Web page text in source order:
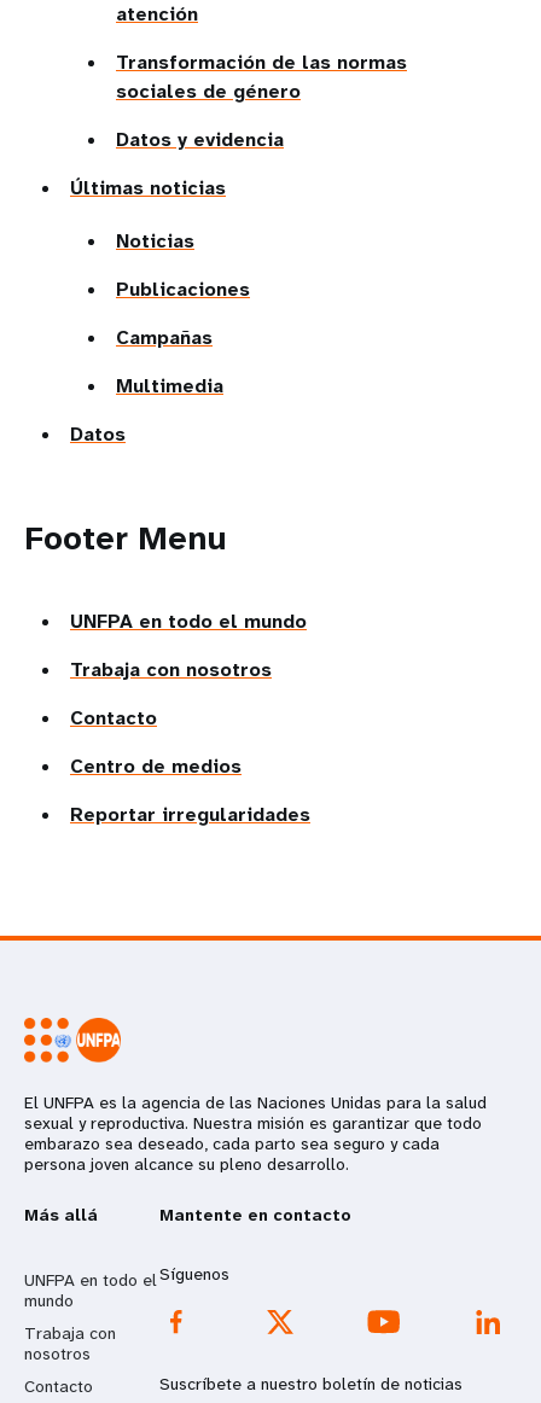
atención
Transformación de las normas
sociales de género
Datos y evidencia
Últimas noticias
Noticias
Publicaciones
Campañas
Multimedia
Datos
Footer Menu
UNFPA en todo el mundo
Trabaja con nosotros
Contacto
Centro de medios
Reportar irregularidades
El UNFPA es la agencia de las Naciones Unidas para la salud
sexual y reproductiva. Nuestra misión es garantizar que todo
embarazo sea deseado, cada parto sea seguro y cada
persona joven alcance su pleno desarrollo.
Más allá
UNFPA en todo el
mundo
Trabaja con
nosotros
Contacto
Mantente en contacto
Síguenos
Suscríbete a nuestro boletín de noticias